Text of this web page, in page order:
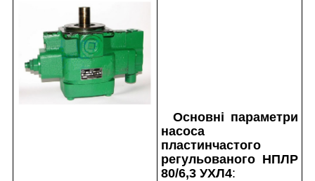
Основні параметри
насоса
пластинчастого
регульованого НПЛР
80/6,3 УХЛ4: